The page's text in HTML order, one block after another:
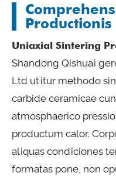
Productionis
Uniaxial Sintering
Shandong Qishuai
Ltd utitur methodo
carbide ceramicae
atmosphaerico
productum calor.
aliquas condiciones
formatas pone, non